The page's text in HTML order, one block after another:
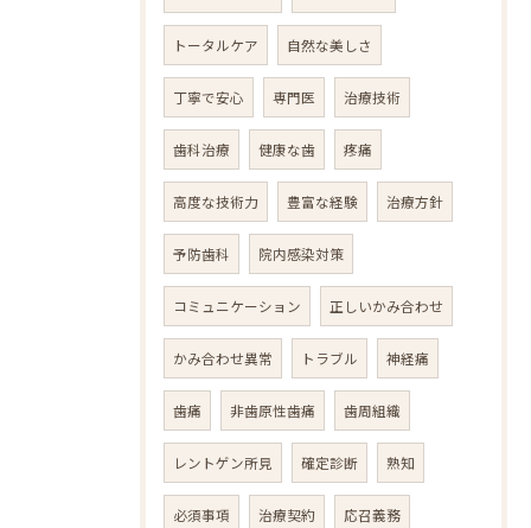
トータルケア 自然な美しさ
丁寧で安心 専門医 治療技術
歯科治療 健康な歯 疼痛
高度な技術力 豊富な経験 治療方針
予防歯科 院内感染対策
コミュニケーション 正しいかみ合わせ
かみ合わせ異常 トラブル 神経痛
歯痛 非歯原性歯痛 歯周組織
レントゲン所見 確定診断 熟知
必須事項 治療契約 応召義務